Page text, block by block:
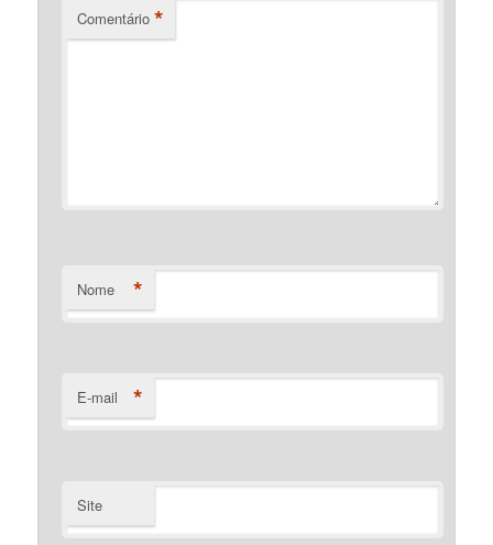
Comentário *
Nome *
E-mail *
Site